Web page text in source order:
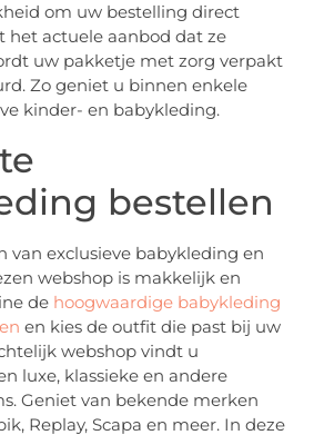
om uw bestelling direct
het actuele aanbod dat ze
uw pakketje met zorg verpakt
Zo geniet u binnen enkele
kinder- en babykleding.
bestellen
van exclusieve babykleding en
webshop is makkelijk en
de hoogwaardige babykleding
en kies de outfit die past bij uw
webshop vindt u
luxe, klassieke en andere
Geniet van bekende merken
Replay, Scapa en meer. In deze